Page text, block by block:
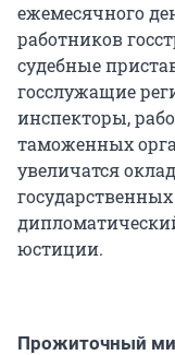
ежемесячного
работников
судебные
госслужащие
инспекторы,
таможенных
увеличатся
юстиции.
Прожиточный